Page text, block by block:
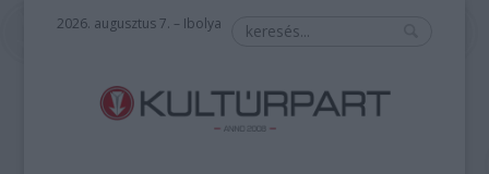
2026. augusztus 7. – Ibolya